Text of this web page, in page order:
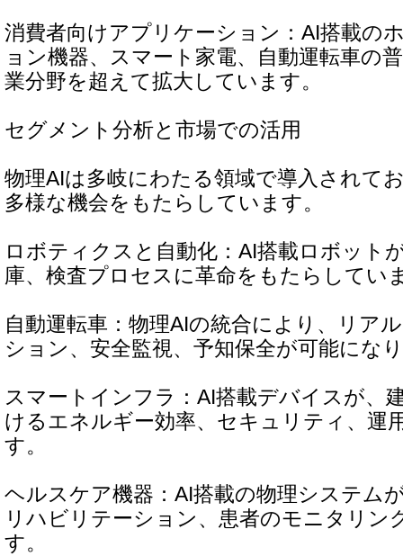
消費者向けアプリケーション：AI搭載の
ョン機器、スマート家電、自動運転車の
業分野を超えて拡大しています。
セグメント分析と市場での活用
物理AIは多岐にわたる領域で導入されて
多様な機会をもたらしています。
ロボティクスと自動化：AI搭載ロボット
庫、検査プロセスに革命をもたらしてい
自動運転車：物理AIの統合により、リア
ション、安全監視、予知保全が可能にな
スマートインフラ：AI搭載デバイスが、
けるエネルギー効率、セキュリティ、運
す。
ヘルスケア機器：AI搭載の物理システム
リハビリテーション、患者のモニタリン
す。